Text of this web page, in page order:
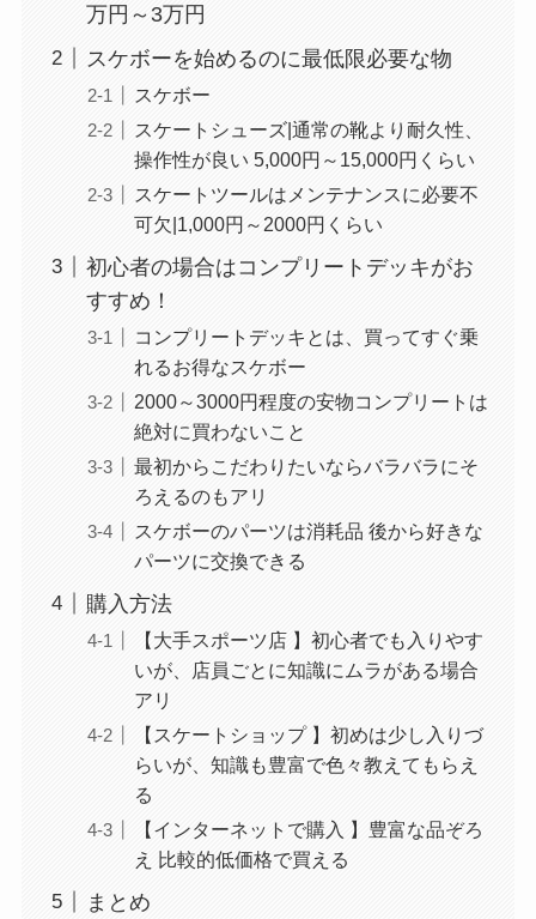
万円～3万円
スケボーを始めるのに最低限必要な物
スケボー
スケートシューズ|通常の靴より耐久性、
操作性が良い 5,000円～15,000円くらい
スケートツールはメンテナンスに必要不
可欠|1,000円～2000円くらい
初心者の場合はコンプリートデッキがお
すすめ！
コンプリートデッキとは、買ってすぐ乗
れるお得なスケボー
2000～3000円程度の安物コンプリートは
絶対に買わないこと
最初からこだわりたいならバラバラにそ
ろえるのもアリ
スケボーのパーツは消耗品 後から好きな
パーツに交換できる
購入方法
【大手スポーツ店 】初心者でも入りやす
いが、店員ごとに知識にムラがある場合
アリ
【スケートショップ 】初めは少し入りづ
らいが、知識も豊富で色々教えてもらえ
る
【インターネットで購入 】豊富な品ぞろ
え 比較的低価格で買える
まとめ